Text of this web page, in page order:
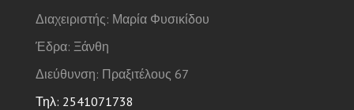
Διαχειριστής: Μαρία Φυσικίδου
Έδρα: Ξάνθη
Διεύθυνση: Πραξιτέλους 67
Τηλ: 2541071738